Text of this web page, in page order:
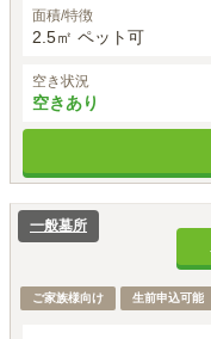
面積/特徴
2.5㎡ ペット可
空き状況
空きあり
一般墓所
ご家族様向け 生前申込可能